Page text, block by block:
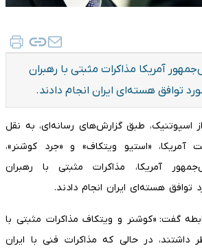
آمریکا‌ مذاکرات مثبتی با رهبران
توافق هسته‌ای ایران انجام دادند.
اسپوتنیک، طبق گزارش‌های رسانه‌ای، به نقل
«استیو ویتکاف»‌ و «جرد کوشنر»،
آمریکا، مذاکرات مثبتی با رهبران
هسته‌ای ایران انجام دادند.
گفت: «کوشنر و ویتکاف مذاکرات مثبتی با
داشتند، در حالی که مذاکرات فنی با ایران